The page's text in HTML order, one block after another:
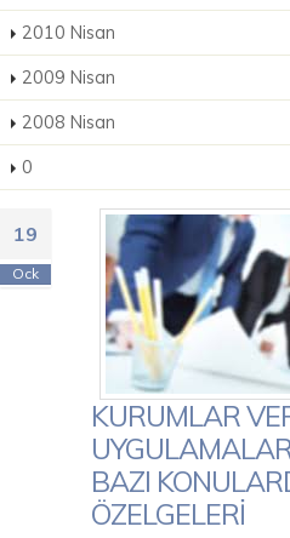
2010 Nisan
2009 Nisan
2008 Nisan
0
19
Ock
KURUMLAR
BAZI
ÖZELGELERİ